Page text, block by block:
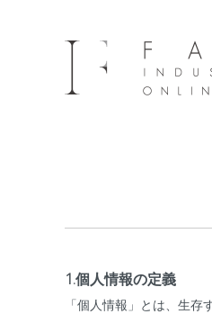
1.個人情報の定義
「個人情報」とは、生